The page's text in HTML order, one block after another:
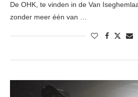
De OHK, te vinden in de Van
zonder meer één van …